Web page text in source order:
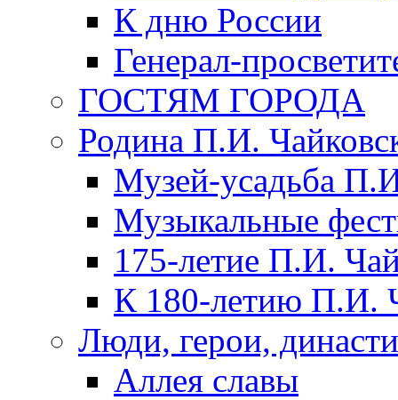
К дню России
Генерал-
ГОСТЯМ ГОРОДА
Родина П.И.
Музей-усадьба
Музыкальные
175-летие П.И.
К 180-летию П.И.
Люди, герои,
Аллея славы